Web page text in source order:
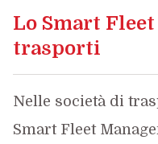
Lo Smart
trasporti
Nelle società di
Smart Fleet